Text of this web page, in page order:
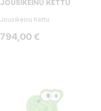
JOUSIKEINU KETTU
Jousikeinu Kettu
Hinta
794,00 €